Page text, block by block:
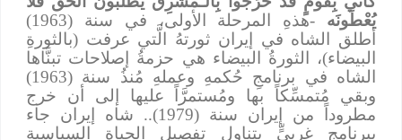
يُعْطَونَه
-هذهِ المرحلة الأولى، في سنة (1963)
أطلق الشاه في إيران ثورتهُ الَّتي عرفت (بالثورةِ
البيضاء)، الثورةُ البيضاء هي حزمةُ إصلاحات تبنَّاها
الشاه في برنامجِ حُكمهِ وعملهِ مُنذُ سنة (1963)
وبقي مُتمسِّكاً بها ومُستمرَّاً عليها إلى أن خرج
مطروداً من إيران سنة (1979).. شاه إيران جاء
ببرنامجٍ غربيٍّ يتناول تفصيل الحياةِ السياسيةِ